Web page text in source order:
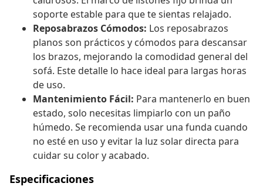
soporte estable para que te sientas relajado.
Reposabrazos Cómodos: Los reposabrazos
planos son prácticos y cómodos para descansar
los brazos, mejorando la comodidad general del
sofá. Este detalle lo hace ideal para largas horas
de uso.
Mantenimiento Fácil: Para mantenerlo en buen
estado, solo necesitas limpiarlo con un paño
húmedo. Se recomienda usar una funda cuando
no esté en uso y evitar la luz solar directa para
cuidar su color y acabado.
Especificaciones